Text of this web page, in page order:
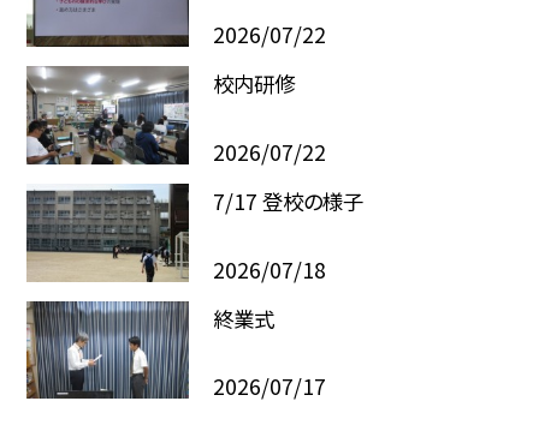
2026/07/22
校内研修
2026/07/22
7/17 登校の様子
2026/07/18
終業式
2026/07/17